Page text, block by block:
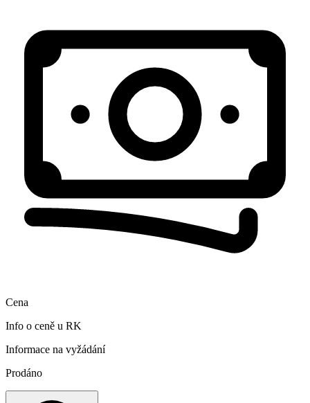
Cena
Info o ceně u RK
Informace na vyžádání
Prodáno